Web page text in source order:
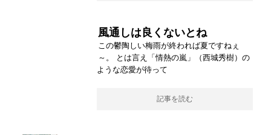
風通しは良くないとね
この鬱陶しい梅雨が終われば夏ですねぇ
～。 とは言え「情熱の嵐」（西城秀樹）の
ような恋愛が待って
記事を読む